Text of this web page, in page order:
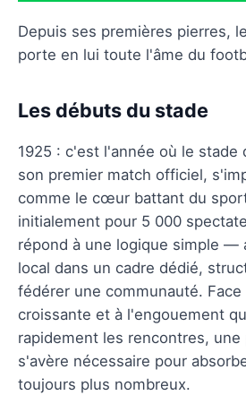
Depuis ses premières pierres,
porte en lui toute l'âme du
Les débuts du stade
1925 : c'est l'année où le stade
son premier match officiel,
comme le cœur battant du
initialement pour 5 000
répond à une logique simple —
local dans un cadre dédié,
fédérer une communauté.
croissante et à l'engouement
rapidement les rencontres,
s'avère nécessaire pour
toujours plus nombreux.